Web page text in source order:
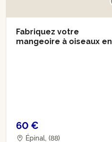
Fabriquez votre
mangeoire à oiseaux en
60 €
Épinal, (88)